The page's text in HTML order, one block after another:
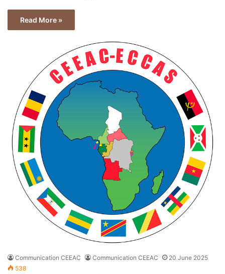
Read More »
Communication CEEAC Communication CEEAC
20 June 2025
538